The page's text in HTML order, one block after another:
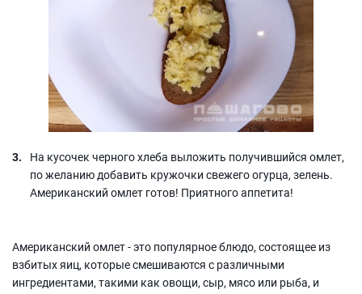
На кусочек черного хлеба выложить получившийся омлет,
по желанию добавить кружочки свежего огурца, зелень.
Американский омлет готов! Приятного аппетита!
Американский омлет - это популярное блюдо, состоящее из
взбитых яиц, которые смешиваются с различными
ингредиентами, такими как овощи, сыр, мясо или рыба, и